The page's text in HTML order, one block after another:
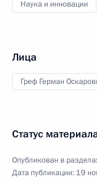
Наука и инновации
Лица
Греф Герман
Статус
Опубликован в
Дата публикации: 19